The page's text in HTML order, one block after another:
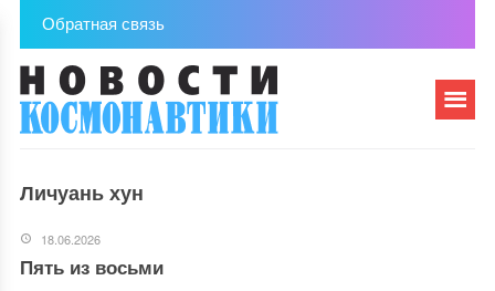
Обратная связь
Личуань хун
18.06.2026
Пять из восьми